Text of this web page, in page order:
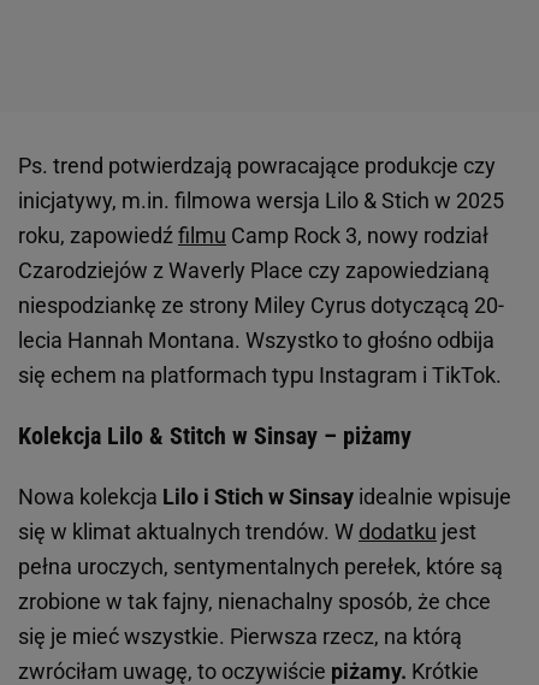
Ps. trend potwierdzają powracające produkcje czy
inicjatywy, m.in. filmowa wersja Lilo & Stich w 2025
roku, zapowiedź filmu Camp Rock 3, nowy rodział
Czarodziejów z Waverly Place czy zapowiedzianą
niespodziankę ze strony Miley Cyrus dotyczącą 20-
lecia Hannah Montana. Wszystko to głośno odbija
się echem na platformach typu Instagram i TikTok.
Kolekcja Lilo & Stitch w Sinsay – piżamy
Nowa kolekcja Lilo i Stich w Sinsay idealnie wpisuje
się w klimat aktualnych trendów. W dodatku jest
pełna uroczych, sentymentalnych perełek, które są
zrobione w tak fajny, nienachalny sposób, że chce
się je mieć wszystkie. Pierwsza rzecz, na którą
zwróciłam uwagę, to oczywiście piżamy. Krótkie